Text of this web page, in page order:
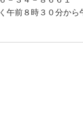
午前８時３０分から